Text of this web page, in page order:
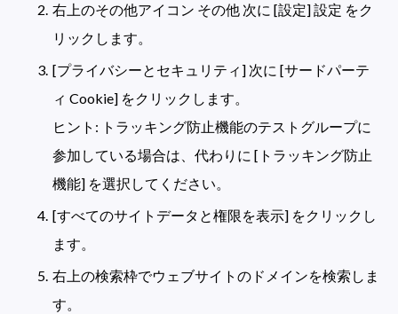
右上のその他アイコン その他 次に [設定] 設定 をク
リックします。
[プライバシーとセキュリティ] 次に [サードパーテ
ィ Cookie] をクリックします。
ヒント: トラッキング防止機能のテストグループに
参加している場合は、代わりに [トラッキング防止
機能] を選択してください。
[すべてのサイトデータと権限を表示] をクリックし
ます。
右上の検索枠でウェブサイトのドメインを検索しま
す。